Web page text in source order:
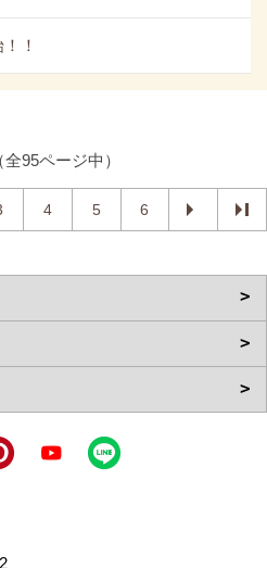
！
95ページ中）
4 5 6
2